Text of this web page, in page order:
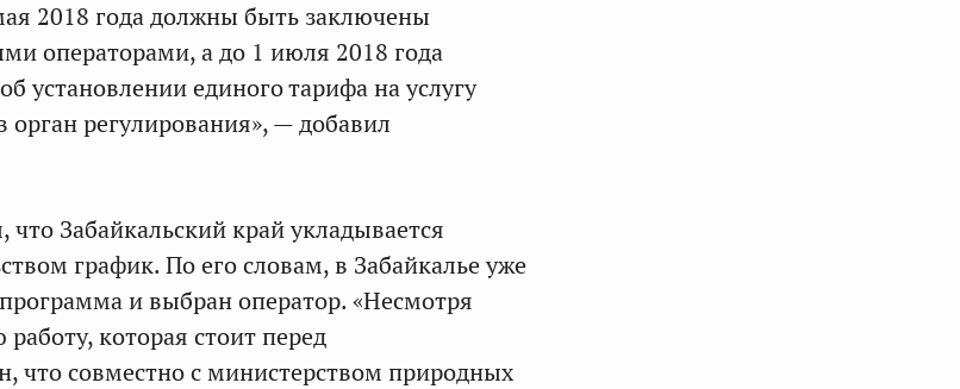
2018 года должны быть заключены
операторами, а до 1 июля 2018 года
установлении единого тарифа на услугу
орган регулирования», — добавил
что Забайкальский край укладывается
график. По его словам, в Забайкалье уже
и выбран оператор. «Несмотря
которая стоит перед
что совместно с министерством природных